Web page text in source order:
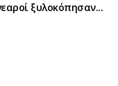
ξυλοκόπησαν...